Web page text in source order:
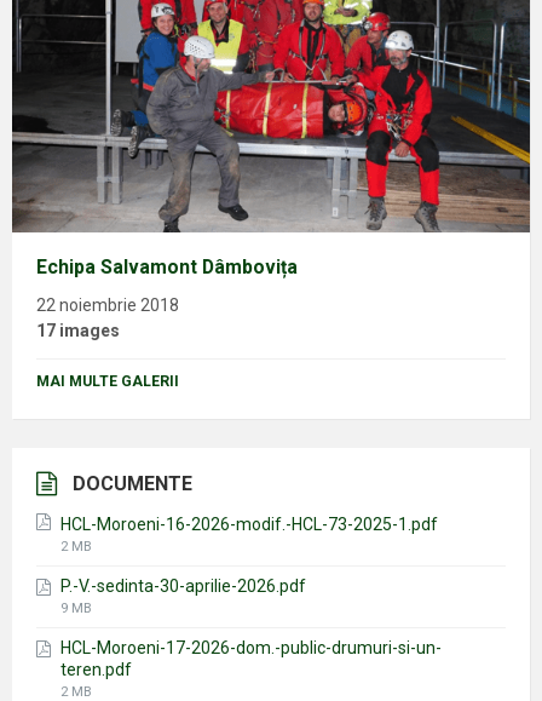
Echipa Salvamont Dâmbovița
22 noiembrie 2018
17 images
MAI MULTE GALERII
DOCUMENTE
HCL-Moroeni-16-2026-modif.-HCL-73-2025-1.pdf
File
2 MB
P.-V.-sedinta-30-aprilie-2026.pdf
File
9 MB
HCL-Moroeni-17-2026-dom.-public-drumuri-si-un-
teren.pdf
File
2 MB